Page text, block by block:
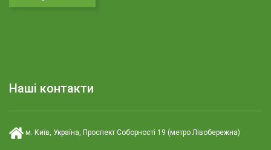
:
Наші контакти
м. Київ, Україна, Проспект Соборності 19 (метро Лівобережна)